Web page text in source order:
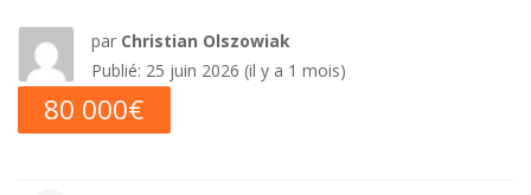
o
2
par Christian Olszowiak
Publié: 25 juin 2026 (il y a 1 mois)
80 000€